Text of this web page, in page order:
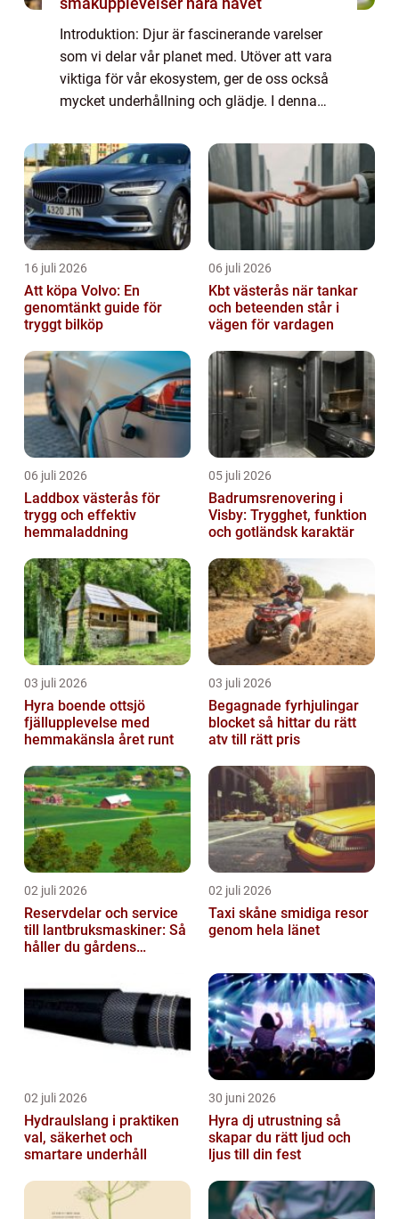
Introduktion: Djur är fascinerande varelser
som vi delar vår planet med. Utöver att vara
viktiga för vår ekosystem, ger de oss också
mycket underhållning och glädje. I denna
rolig fakta om djur och upptäcka b...
16 juli 2026
Att köpa Volvo: En
genomtänkt guide för
tryggt bilköp
06 juli 2026
Kbt västerås när tankar
och beteenden står i
vägen för vardagen
06 juli 2026
Laddbox västerås för
trygg och effektiv
hemmaladdning
05 juli 2026
Badrumsrenovering i
Visby: Trygghet, funktion
och gotländsk karaktär
03 juli 2026
Hyra boende ottsjö
fjällupplevelse med
hemmakänsla året runt
03 juli 2026
Begagnade fyrhjulingar
blocket så hittar du rätt
atv till rätt pris
02 juli 2026
Reservdelar och service
till lantbruksmaskiner: Så
håller du gårdens
02 juli 2026
Taxi skåne smidiga resor
genom hela länet
02 juli 2026
Hydraulslang i praktiken
val, säkerhet och
smartare underhåll
30 juni 2026
Hyra dj utrustning så
skapar du rätt ljud och
ljus till din fest